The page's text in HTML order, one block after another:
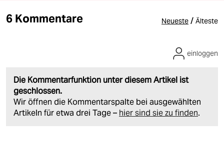
6 Kommentare Neueste / Älteste
Die Kommentarfunktion unter diesem Artikel ist
geschlossen.
Wir öffnen die Kommentarspalte bei ausgewählten
Artikeln für etwa drei Tage – hier sind sie zu finden.
einloggen